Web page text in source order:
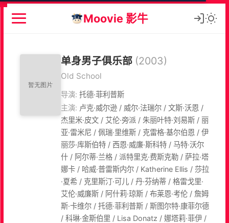
Moovie 影牛
单身男子俱乐部 (2003)
Old School
导演: 托德·菲利普斯
主演: 卢克·威尔逊 / 威尔·法瑞尔 / 文斯·沃恩 /
杰里米·皮文 / 艾伦·旁派 / 朱丽叶特·刘易斯 / 丽
亚·雷米尼 / 佩瑞·里维斯 / 克雷格·基尔伯恩 / 伊
丽莎·库斯伯特 / 西恩·威廉·斯科特 / 马特·沃尔
什 / 阿尔蒂·兰格 / 派特里克·费斯克勒 / 萨拉·塔
娜卡 / 哈威·普雷斯内尔 / Katherine Ellis / 莎拉
·夏希 / 克里斯汀·可儿 / 丹·芬纳蒂 / 格雷戈里·
艾伦·威廉斯 / 阿什莉·琼斯 / 布莱恩·考伦 / 詹姆
斯·卡维尔 / 托德·菲利普斯 / 斯图尔特·康菲尔德
/ 科琳·金斯伯里 / Lisa Donatz / 娜塔莉·菲伊 /